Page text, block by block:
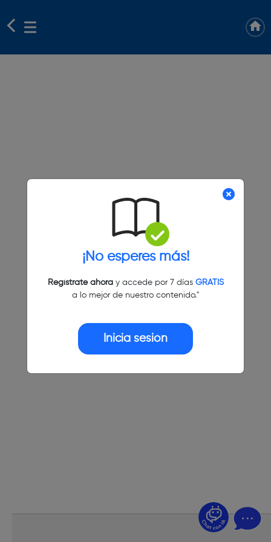
¡No esperes más!
Regístrate ahoray accede por 7 días GRATIS
a lo mejor de nuestro contenido."
Inicia sesión